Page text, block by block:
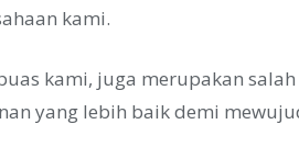
kami.
kami, juga merupakan
yang lebih baik demi